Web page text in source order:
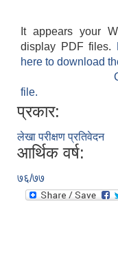
It appears your
display PDF files.
here to download
file.
प्रकार:
लेखा परीक्षण प्रतिवेदन
आर्थिक वर्ष:
७६/७७